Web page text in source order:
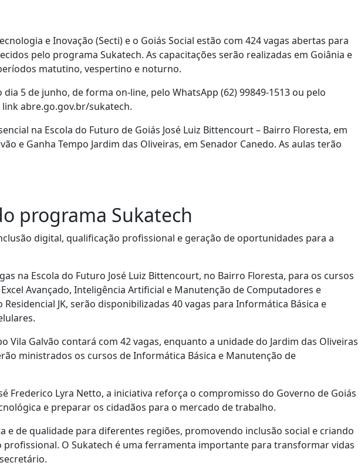
e Inovação (Secti) e o Goiás Social estão com 424 vagas abertas para
pelo programa Sukatech. As capacitações serão realizadas em Goiânia e
matutino, vespertino e noturno.
5 de junho, de forma on-line, pelo WhatsApp (62) 99849-1513 ou pelo
abre.go.gov.br/sukatech.
na Escola do Futuro de Goiás José Luiz Bittencourt – Bairro Floresta, em
e Ganha Tempo Jardim das Oliveiras, em Senador Canedo. As aulas terão
programa Sukatech
digital, qualificação profissional e geração de oportunidades para a
na Escola do Futuro José Luiz Bittencourt, no Bairro Floresta, para os cursos
Avançado, Inteligência Artificial e Manutenção de Computadores e
Residencial JK, serão disponibilizadas 40 vagas para Informática Básica e
Vila Galvão contará com 42 vagas, enquanto a unidade do Jardim das Oliveiras
ministrados os cursos de Informática Básica e Manutenção de
Frederico Lyra Netto, a iniciativa reforça o compromisso do Governo de Goiás
e preparar os cidadãos para o mercado de trabalho.
e de qualidade para diferentes regiões, promovendo inclusão social e criando
profissional. O Sukatech é uma ferramenta importante para transformar vidas